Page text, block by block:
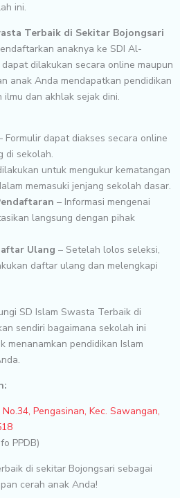
ini.
Terbaik di Sekitar Bojongsari
anaknya ke SDI Al-
dilakukan secara online maupun
anak Anda mendapatkan pendidikan
dan akhlak sejak dini.
Formulir dapat diakses secara online
di sekolah.
untuk mengukur kematangan
memasuki jenjang sekolah dasar.
– Informasi mengenai
langsung dengan pihak
Ulang – Setelah lolos seleksi,
daftar ulang dan melengkapi
SD Islam Swasta Terbaik di
sendiri bagaimana sekolah ini
menanamkan pendidikan Islam
Pengasinan, Kec. Sawangan,
PPDB)
di sekitar Bojongsari sebagai
cerah anak Anda!